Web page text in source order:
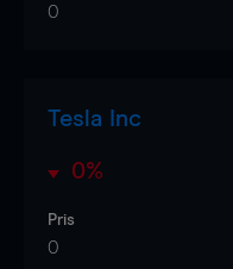
0
Tesla Inc
0%
Pris
0